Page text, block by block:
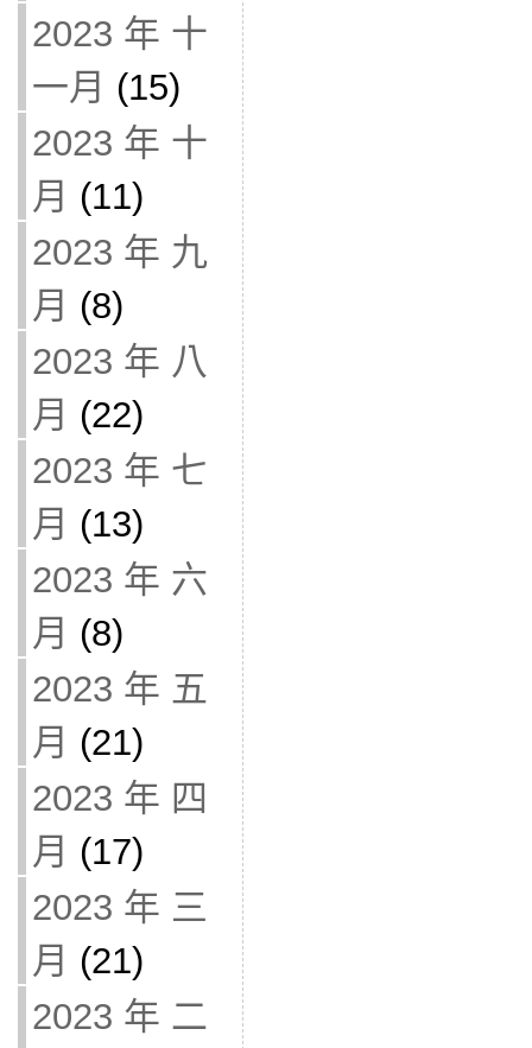
2023 年 十
一月 (15)
2023 年 十
月 (11)
2023 年 九
月 (8)
2023 年 八
月 (22)
2023 年 七
月 (13)
2023 年 六
月 (8)
2023 年 五
月 (21)
2023 年 四
月 (17)
2023 年 三
月 (21)
2023 年 二